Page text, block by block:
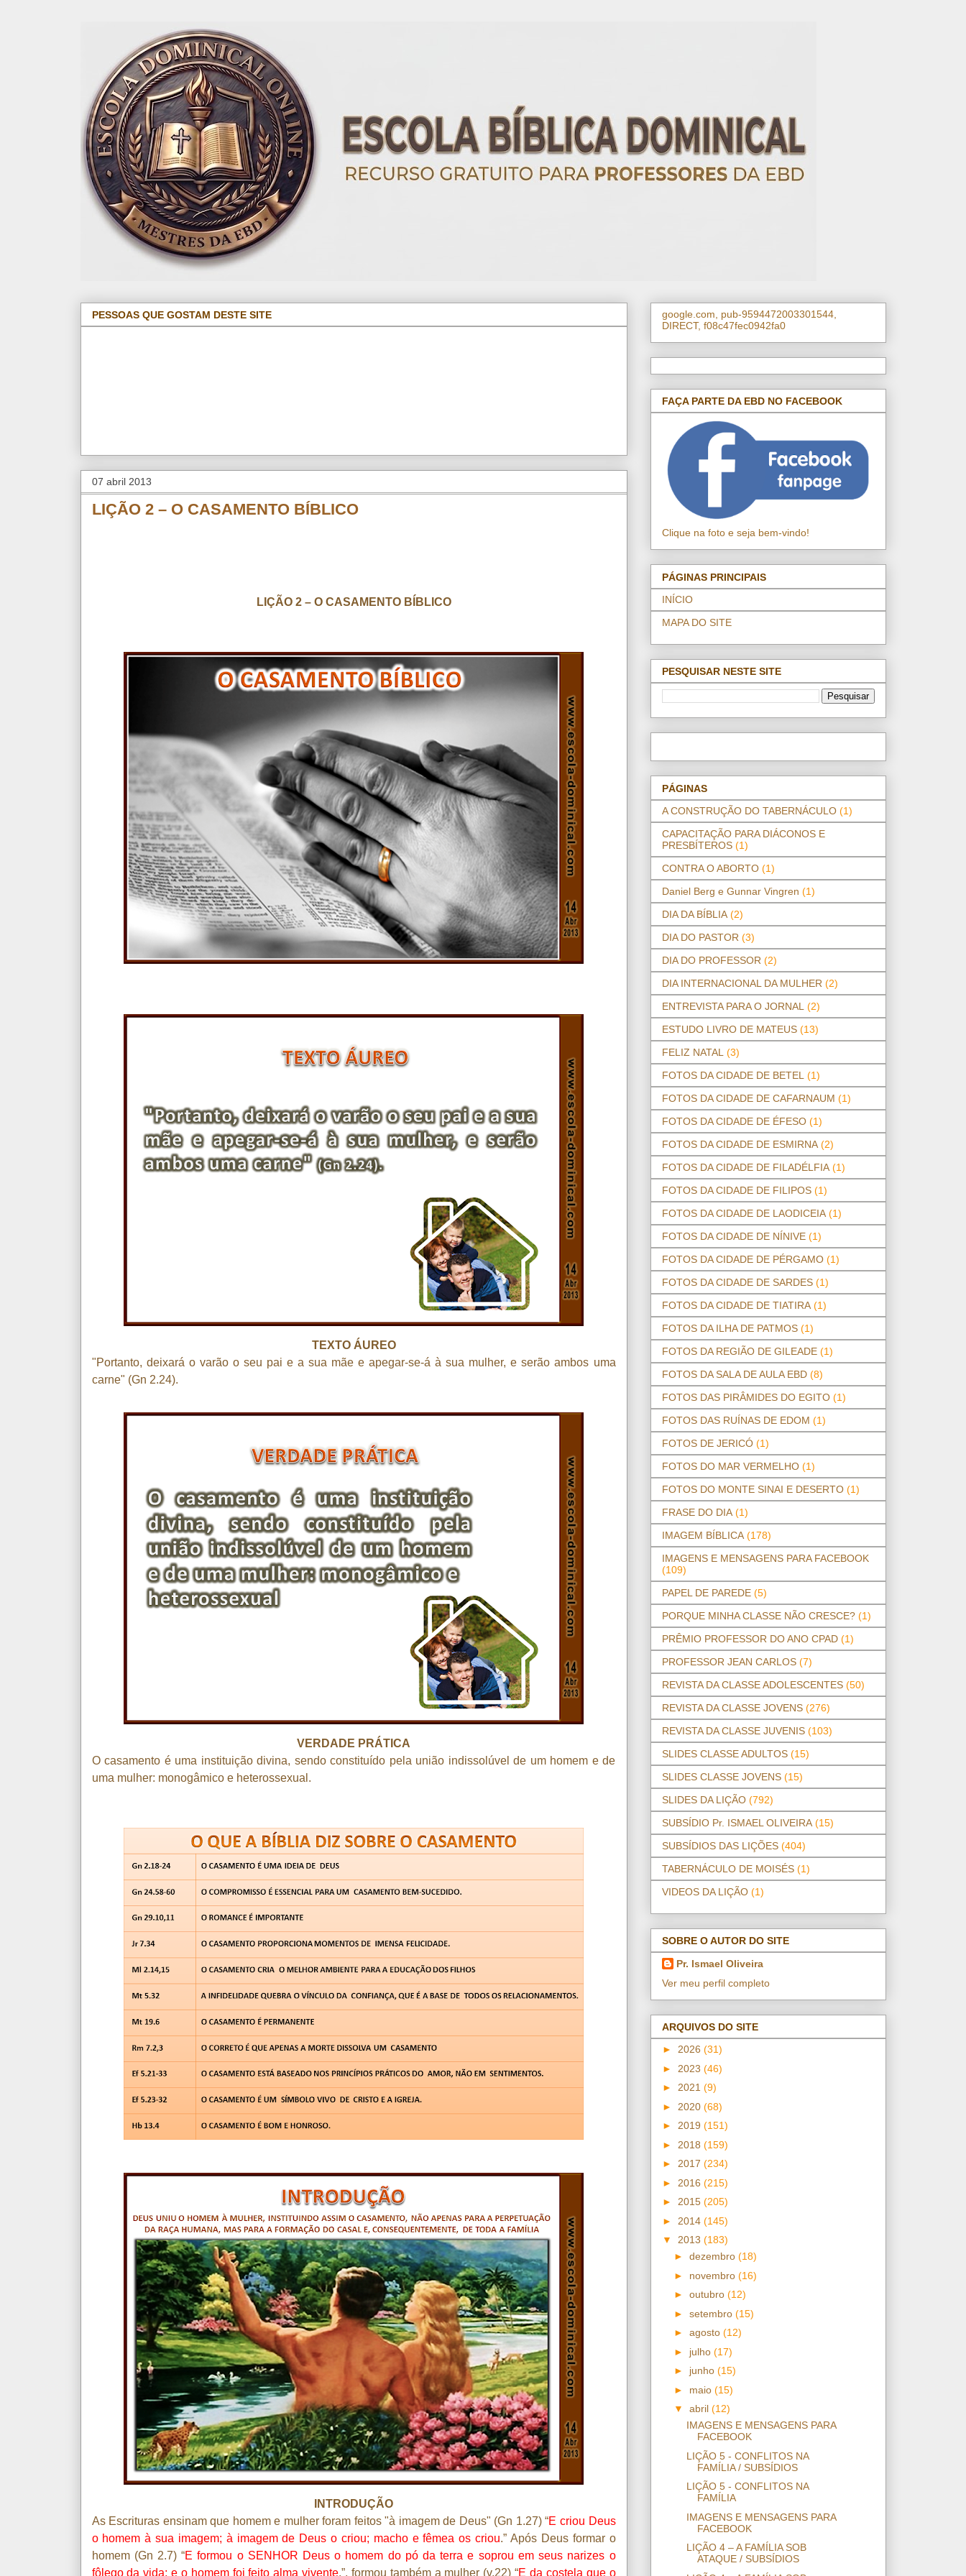
PESSOAS QUE GOSTAM DESTE SITE
07 abril 2013
LIÇÃO 2 – O CASAMENTO BÍBLICO
LIÇÃO 2 – O CASAMENTO BÍBLICO
TEXTO ÁUREO
"Portanto, deixará o varão o seu pai e a sua mãe e apegar-se-á à sua mulher, e serão ambos uma
carne" (Gn 2.24).
VERDADE PRÁTICA
O casamento é uma instituição divina, sendo constituído pela união indissolúvel de um homem e de
uma mulher: monogâmico e heterossexual.
INTRODUÇÃO
As Escrituras ensinam que homem e mulher foram feitos "à imagem de Deus" (Gn 1.27) “E criou Deus
o homem à sua imagem; à imagem de Deus o criou; macho e fêmea os criou.” Após Deus formar o
homem (Gn 2.7) “E formou o SENHOR Deus o homem do pó da terra e soprou em seus narizes o
fôlego da vida; e o homem foi feito alma vivente.”, formou também a mulher (v.22) “E da costela que o
google.com, pub-9594472003301544,
DIRECT, f08c47fec0942fa0
FAÇA PARTE DA EBD NO FACEBOOK
Clique na foto e seja bem-vindo!
PÁGINAS PRINCIPAIS
INÍCIO
MAPA DO SITE
PESQUISAR NESTE SITE
PÁGINAS
A CONSTRUÇÃO DO TABERNÁCULO (1)
CAPACITAÇÃO PARA DIÁCONOS E
PRESBÍTEROS (1)
CONTRA O ABORTO (1)
Daniel Berg e Gunnar Vingren (1)
DIA DA BÍBLIA (2)
DIA DO PASTOR (3)
DIA DO PROFESSOR (2)
DIA INTERNACIONAL DA MULHER (2)
ENTREVISTA PARA O JORNAL (2)
ESTUDO LIVRO DE MATEUS (13)
FELIZ NATAL (3)
FOTOS DA CIDADE DE BETEL (1)
FOTOS DA CIDADE DE CAFARNAUM (1)
FOTOS DA CIDADE DE ÉFESO (1)
FOTOS DA CIDADE DE ESMIRNA (2)
FOTOS DA CIDADE DE FILADÉLFIA (1)
FOTOS DA CIDADE DE FILIPOS (1)
FOTOS DA CIDADE DE LAODICEIA (1)
FOTOS DA CIDADE DE NÍNIVE (1)
FOTOS DA CIDADE DE PÉRGAMO (1)
FOTOS DA CIDADE DE SARDES (1)
FOTOS DA CIDADE DE TIATIRA (1)
FOTOS DA ILHA DE PATMOS (1)
FOTOS DA REGIÃO DE GILEADE (1)
FOTOS DA SALA DE AULA EBD (8)
FOTOS DAS PIRÂMIDES DO EGITO (1)
FOTOS DAS RUÍNAS DE EDOM (1)
FOTOS DE JERICÓ (1)
FOTOS DO MAR VERMELHO (1)
FOTOS DO MONTE SINAI E DESERTO (1)
FRASE DO DIA (1)
IMAGEM BÍBLICA (178)
IMAGENS E MENSAGENS PARA FACEBOOK
(109)
PAPEL DE PAREDE (5)
PORQUE MINHA CLASSE NÃO CRESCE? (1)
PRÊMIO PROFESSOR DO ANO CPAD (1)
PROFESSOR JEAN CARLOS (7)
REVISTA DA CLASSE ADOLESCENTES (50)
REVISTA DA CLASSE JOVENS (276)
REVISTA DA CLASSE JUVENIS (103)
SLIDES CLASSE ADULTOS (15)
SLIDES CLASSE JOVENS (15)
SLIDES DA LIÇÃO (792)
SUBSÍDIO Pr. ISMAEL OLIVEIRA (15)
SUBSÍDIOS DAS LIÇÕES (404)
TABERNÁCULO DE MOISÉS (1)
VIDEOS DA LIÇÃO (1)
SOBRE O AUTOR DO SITE
Pr. Ismael Oliveira
Ver meu perfil completo
ARQUIVOS DO SITE
► 2026 (31)
► 2023 (46)
► 2021 (9)
► 2020 (68)
► 2019 (151)
► 2018 (159)
► 2017 (234)
► 2016 (215)
► 2015 (205)
► 2014 (145)
▼ 2013 (183)
►dezembro(18)
► novembro(16)
►outubro(12)
►setembro(15)
►agosto(12)
► julho(17)
► junho(15)
► maio(15)
▼abril(12)
IMAGENS E MENSAGENS PARA
FACEBOOK
LIÇÃO 5 - CONFLITOS NA
FAMÍLIA / SUBSÍDIOS
LIÇÃO 5 - CONFLITOS NA
FAMÍLIA
IMAGENS E MENSAGENS PARA
FACEBOOK
LIÇÃO 4 – A FAMÍLIA SOB
ATAQUE / SUBSÍDIOS